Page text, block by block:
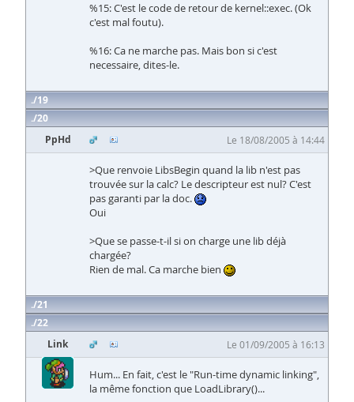
%15: C'est le code de retour de kernel::exec. (Ok
c'est mal foutu).
%16: Ca ne marche pas. Mais bon si c'est
necessaire, dites-le.
19
20
PpHd
Le 18/08/2005 à 14:44
>Que renvoie LibsBegin quand la lib n'est pas
trouvée sur la calc? Le descripteur est nul? C'est
pas garanti par la doc.
Oui
>Que se passe-t-il si on charge une lib déjà
chargée?
Rien de mal. Ca marche bien
21
22
Link
Le 01/09/2005 à 16:13
Hum... En fait, c'est le "Run-time dynamic linking",
la même fonction que LoadLibrary()...